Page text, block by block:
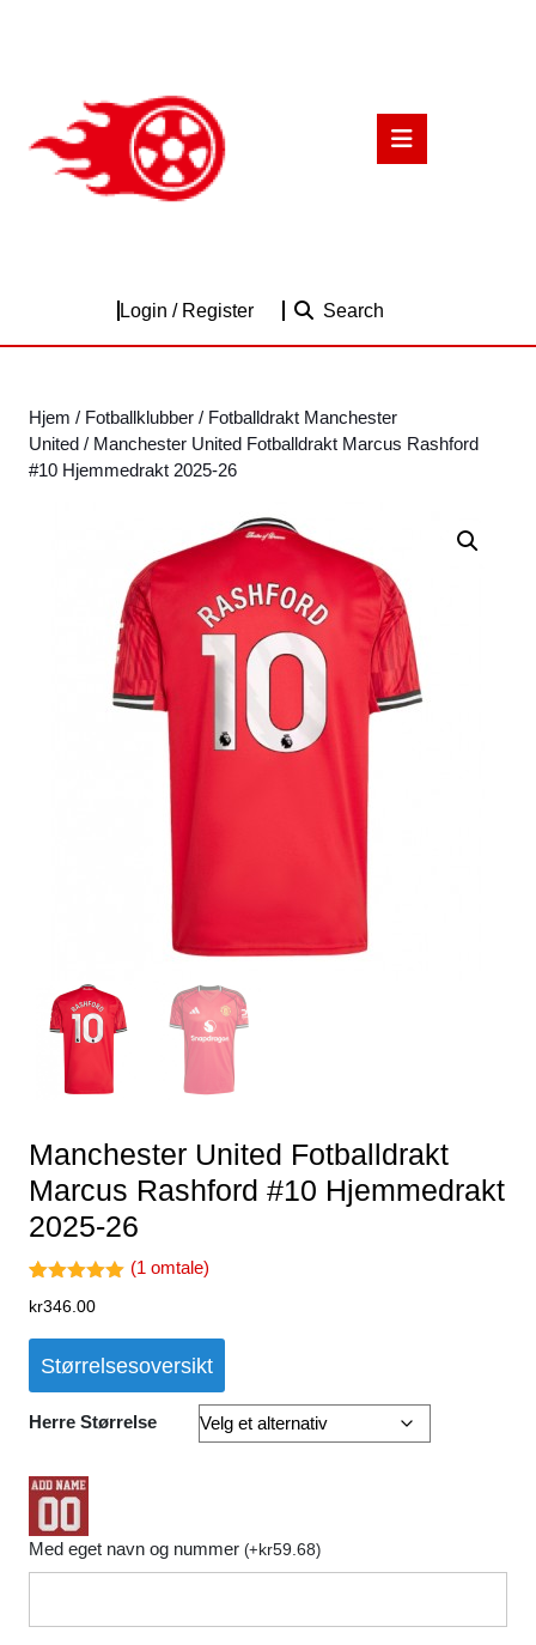
Login / RegisterLogin
Search
Hjem / Fotballklubber / Fotballdrakt Manchester
United / Manchester United Fotballdrakt Marcus Rashford
#10 Hjemmedrakt 2025-26
Manchester United Fotballdrakt
Marcus Rashford #10 Hjemmedrakt
2025-26
5.00av 5
ing
(1 omtale)
kr346.00
Størrelsesoversikt
Herre Størrelse
Med eget navn og nummer (+kr59.68)